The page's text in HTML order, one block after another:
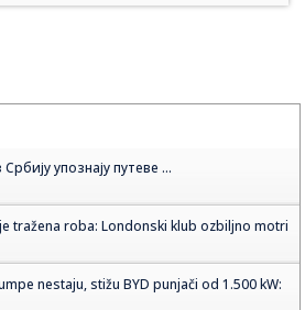
упознају путеве ...
tražena roba: Londonski klub ozbiljno motri
nestaju, stižu BYD punjači od 1.500 kW: